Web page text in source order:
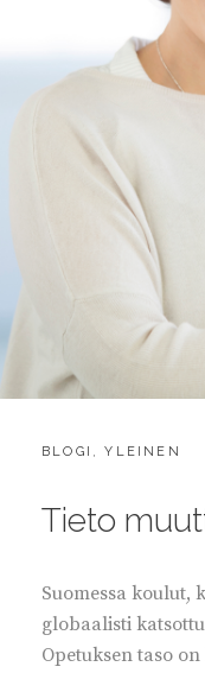
CATEGORIES:
BLOGI ,YLEINEN
Tieto
Suomessa koulut,
globaalisti
Opetuksen taso